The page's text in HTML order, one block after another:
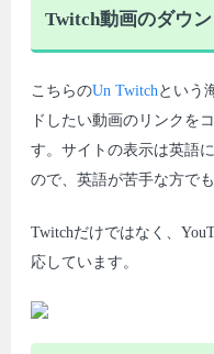
Twitch動画のダウ
こちらのUn Twitch という
ドしたい動画のリンクを
す。サイトの表示は英語
ので、英語が苦手な方で
Twitchだけではなく、
応しています。